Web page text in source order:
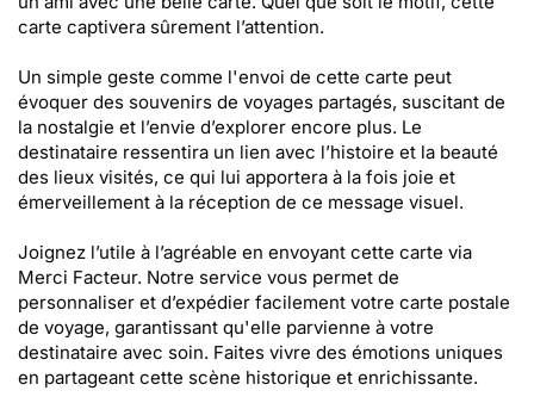
carte captivera sûrement l’attention.
Un simple geste comme l'envoi de cette carte peut
évoquer des souvenirs de voyages partagés, suscitant de
la nostalgie et l’envie d’explorer encore plus. Le
destinataire ressentira un lien avec l’histoire et la beauté
des lieux visités, ce qui lui apportera à la fois joie et
émerveillement à la réception de ce message visuel.
Joignez l’utile à l’agréable en envoyant cette carte via
Merci Facteur. Notre service vous permet de
personnaliser et d’expédier facilement votre carte postale
de voyage, garantissant qu'elle parvienne à votre
destinataire avec soin. Faites vivre des émotions uniques
en partageant cette scène historique et enrichissante.